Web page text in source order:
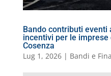
Bando contributi eventi
incentivi per le
Cosenza
Lug 1, 2026| Bandi e